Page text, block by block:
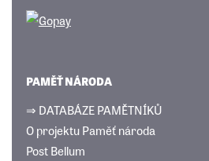
PAMĚŤ NÁRODA
⇒ DATABÁZE PAMĚTNÍKŮ
O projektu Paměť národa
Post Bellum